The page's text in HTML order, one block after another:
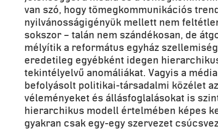
van szó, hogy tömegkommunikációs
nyilvánosságigényük mellett nem
sokszor – talán nem szándékosan, de
mélyítik a református egyház
eredetileg egyébként idegen
tekintélyelvű anomáliákat. Vagyis a
befolyásolt politikai-társadalmi közélet
véleményeket és állásfoglalásokat is
hierarchikus modell értelmében képes
gyakran csak egy-egy szervezet